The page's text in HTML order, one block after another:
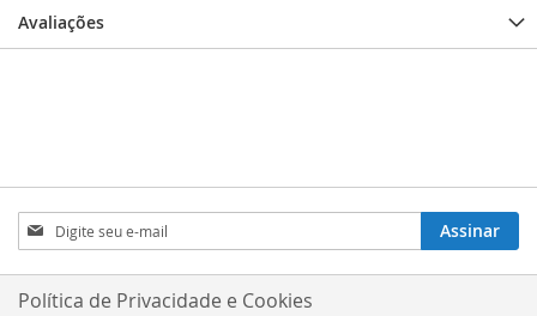
Avaliações
Inscreva-
se
na
nossa
Assinar
Política de Privacidade e Cookies